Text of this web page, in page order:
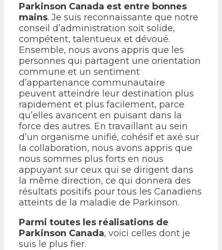
Parkinson Canada est entre bonnes
mains. Je suis reconnaissante que notre
conseil d’administration soit solide,
compétent, talentueux et dévoué.
Ensemble, nous avons appris que les
personnes qui partagent une orientation
commune et un sentiment
d’appartenance communautaire
peuvent atteindre leur destination plus
rapidement et plus facilement, parce
qu’elles avancent en puisant dans la
force des autres. En travaillant au sein
d’un organisme unifié, cohésif et axé sur
la collaboration, nous avons appris que
nous sommes plus forts en nous
appuyant sur ceux qui se dirigent dans
la même direction, ce qui donnera des
résultats positifs pour tous les Canadiens
atteints de la maladie de Parkinson.
Parmi toutes les réalisations de
Parkinson Canada, voici celles dont je
suis le plus fier.